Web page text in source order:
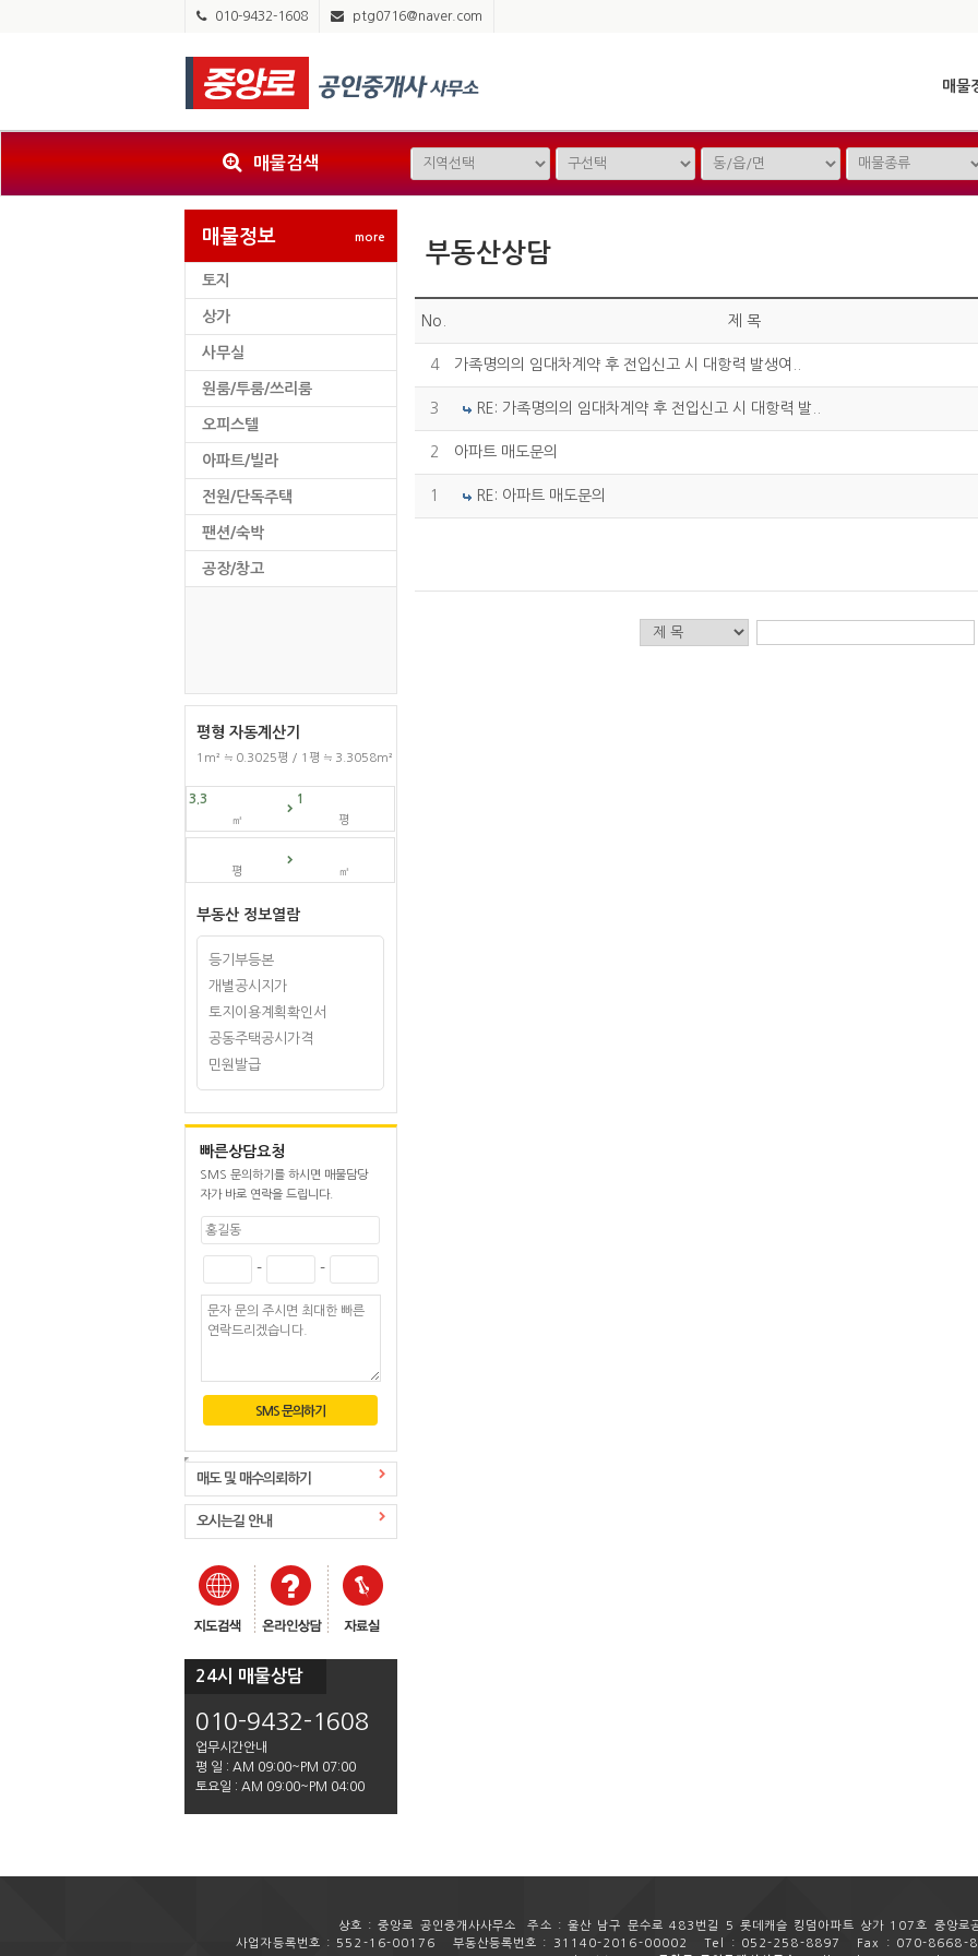
010-9432-1608 ptg0716@naver.com
매물
매물검색
매물정보 more
토지
상가
사무실
원룸/투룸/쓰리룸
오피스텔
아파트/빌라
전원/단독주택
팬션/숙박
공장/창고
평형 자동계산기
1m² ≒ 0.3025평 / 1평 ≒ 3.3058m²
㎡ 평
평 ㎡
부동산 정보열람
등기부등본
개별공시지가
토지이용계획확인서
공동주택공시가격
민원발급
빠른상담요청
SMS 문의하기를 하시면 매물담당
자가 바로 연락을 드립니다.
- -
SMS 문의하기
매도 및 매수의뢰하기
오시는길 안내
24시 매물상담
010-9432-1608
업무시간안내
평 일 : AM 09:00~PM 07:00
토요일 : AM 09:00~PM 04:00
부동산상담
No. 제 목
4 가족명의의 임대차계약 후 전입신고 시 대항력 발생여..
3 RE: 가족명의의 임대차계약 후 전입신고 시 대항력 발..
2 아파트 매도문의
1 RE: 아파트 매도문의
상호 : 중앙로 공인중개사사무소 주소 : 울산 남구 문수로 483번길 5 롯데캐슬 킹덤아파트 상가 107호 중앙로
사업자등록번호 : 552-16-00176
부동산등록번호 : 31140-2016-00002 Tel : 052-258-8897 Fax : 070-8668-